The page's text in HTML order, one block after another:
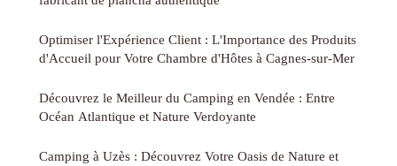
Optimiser l'Expérience Client : L'Importance des Produits
d'Accueil pour Votre Chambre d'Hôtes à Cagnes-sur-Mer
Découvrez le Meilleur du Camping en Vendée : Entre
Océan Atlantique et Nature Verdoyante
Camping à Uzès : Découvrez Votre Oasis de Nature et